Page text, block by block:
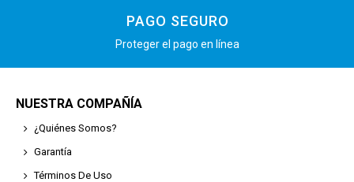
PAGO SEGURO
Proteger el pago en línea
NUESTRA COMPAÑÍA
¿Quiénes Somos?
Garantía
Términos De Uso